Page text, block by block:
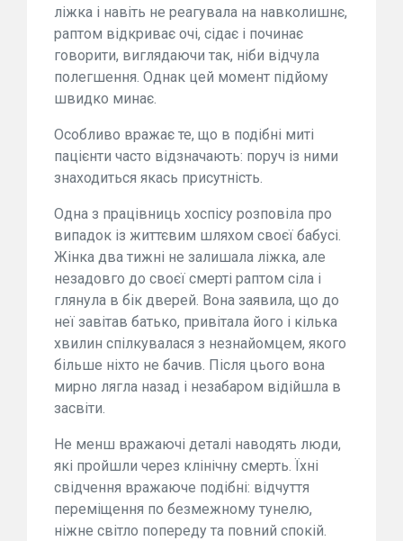
ліжка і навіть не реагувала на навколишнє,
раптом відкриває очі, сідає і починає
говорити, виглядаючи так, ніби відчула
полегшення. Однак цей момент підйому
швидко минає.
Особливо вражає те, що в подібні миті
пацієнти часто відзначають: поруч із ними
знаходиться якась присутність.
Одна з працівниць хоспісу розповіла про
випадок із життєвим шляхом своєї бабусі.
Жінка два тижні не залишала ліжка, але
незадовго до своєї смерті раптом сіла і
глянула в бік дверей. Вона заявила, що до
неї завітав батько, привітала його і кілька
хвилин спілкувалася з незнайомцем, якого
більше ніхто не бачив. Після цього вона
мирно лягла назад і незабаром відійшла в
засвіти.
Не менш вражаючі деталі наводять люди,
які пройшли через клінічну смерть. Їхні
свідчення вражаюче подібні: відчуття
переміщення по безмежному тунелю,
ніжне світло попереду та повний спокій.